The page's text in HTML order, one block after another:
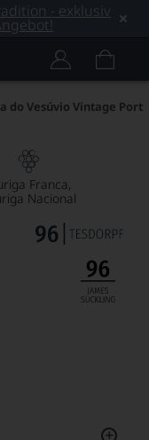
- exklusiv
do Vesúvio Vintage Port
Franca
Nacional